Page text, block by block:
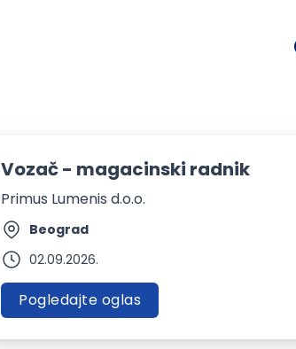
Vozač - magacinski radnik
Primus Lumenis d.o.o.
Beograd
02.09.2026.
Pogledajte oglas